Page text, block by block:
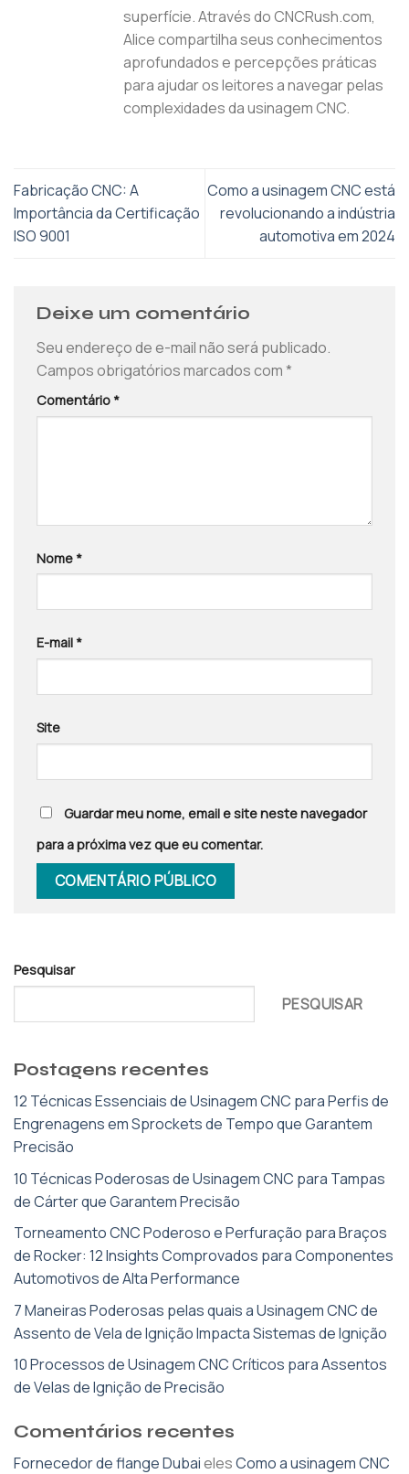
superfície. Através do CNCRush.com,
Alice compartilha seus conhecimentos
aprofundados e percepções práticas
para ajudar os leitores a navegar pelas
complexidades da usinagem CNC.
Fabricação CNC: A
Importância da Certificação
ISO 9001
Como a usinagem CNC está
revolucionando a indústria
automotiva em 2024
Deixe um comentário
Seu endereço de e-mail não será publicado.
Campos obrigatórios marcados com*
Comentário *
Nome *
E-mail *
Site
Guardar meu nome, email e site neste navegador
para a próxima vez que eu comentar.
Pesquisar
PESQUISAR
Postagens recentes
12 Técnicas Essenciais de Usinagem CNC para Perfis de
Engrenagens em Sprockets de Tempo que Garantem
Precisão
10 Técnicas Poderosas de Usinagem CNC para Tampas
de Cárter que Garantem Precisão
Torneamento CNC Poderoso e Perfuração para Braços
de Rocker: 12 Insights Comprovados para Componentes
Automotivos de Alta Performance
7 Maneiras Poderosas pelas quais a Usinagem CNC de
Assento de Vela de Ignição Impacta Sistemas de Ignição
10 Processos de Usinagem CNC Críticos para Assentos
de Velas de Ignição de Precisão
Comentários recentes
Fornecedor de flange DubaielesComo a usinagem CNC